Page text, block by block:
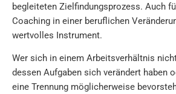
begleiteten Zielfindungsprozess. Auch
Coaching in einer beruflichen
wertvolles Instrument.
Wer sich in einem Arbeitsverhältnis
dessen Aufgaben sich verändert haben
eine Trennung möglicherweise